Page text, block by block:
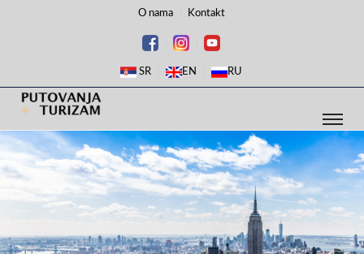
O nama Kontakt
SR EN RU